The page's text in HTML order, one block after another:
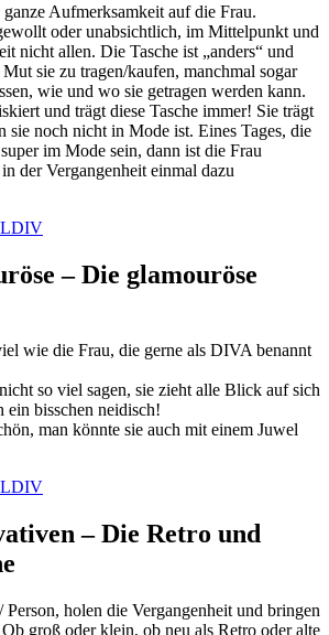
Aufmerksamkeit auf die Frau.
oder unabsichtlich, im Mittelpunkt und
nicht allen. Die Tasche ist „anders“ und
sie zu tragen/kaufen, manchmal sogar
wie und wo sie getragen werden kann.
und trägt diese Tasche immer! Sie trägt
sie noch nicht in Mode ist. Eines Tages, die
im Mode sein, dann ist die Frau
der Vergangenheit einmal dazu
– Die glamouröse
wie die Frau, die gerne als DIVA benannt
so viel sagen, sie zieht alle Blick auf sich
ein bisschen neidisch!
man könnte sie auch mit einem Juwel
– Die Retro und
holen die Vergangenheit und bringen
groß oder klein, ob neu als Retro oder alte